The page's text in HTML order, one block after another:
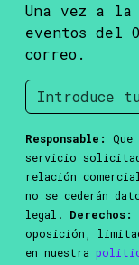
Una vez a la
eventos del
correo.
Responsable: Que
servicio
relación
no se cederán
legal. Derechos:
oposición,
en nuestra